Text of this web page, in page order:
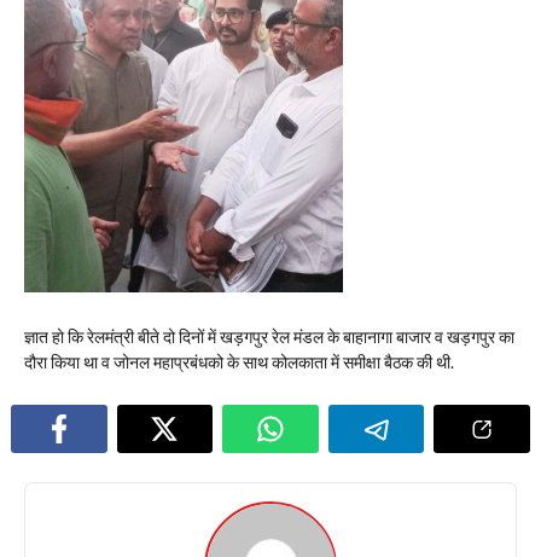
ज्ञात हो कि रेलमंत्री बीते दो दिनों में खड़गपुर रेल मंडल के बाहानागा बाजार व खड़गपुर का
दौरा किया था व जोनल महाप्रबंधको के साथ कोलकाता में समीक्षा बैठक की थी.